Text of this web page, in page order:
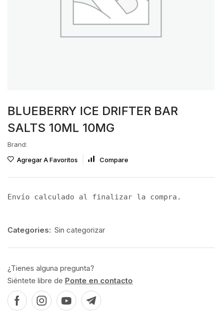
BLUEBERRY ICE DRIFTER BAR
SALTS 10ML 10MG
Brand:
Agregar A Favoritos
Compare
Envío calculado al finalizar la compra.
Categories: Sin categorizar
¿Tienes alguna pregunta?
Siéntete libre de Ponte en contacto